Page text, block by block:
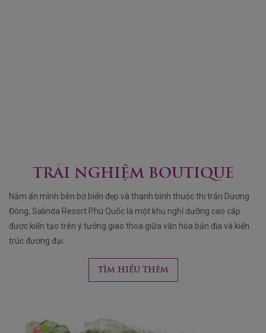
TRẢI NGHIỆM BOUTIQUE
Nằm ẩn mình bên bờ biển đẹp và thanh bình thuộc thị trấn Dương
Đông, Salinda Resort Phú Quốc là một khu nghỉ dưỡng cao cấp
được kiến tạo trên ý tưởng giao thoa giữa văn hóa bản địa và kiến
trúc đương đại.
TÌM HIỂU THÊM